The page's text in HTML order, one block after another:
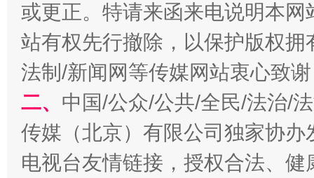
以产业富民促振兴 酒驾
或更正。特请来函来电说明本
站有权先行撤除，以保护版权
法制/新闻网等传媒网站衷心致
二、 中国/公众/公共/全民/法治/
传媒（北京）有限公司独家协
电视台友情链接，授权合法、